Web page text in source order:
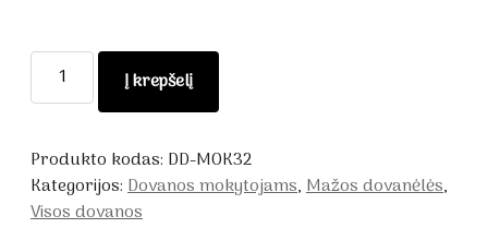
produkto
kiekis:
Dekoruota
mokytojų
dienai
Į krepšelį
Produkto kodas: DD-MOK32
Kategorijos:Dovanos mokytojams,Mažos dovanėlės,
Visos dovanos